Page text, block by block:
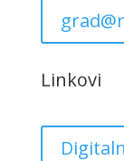
Linkovi